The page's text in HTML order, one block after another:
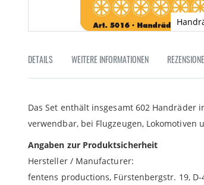
der
springen
DETAILS WEITERE INFORMATIONEN
Das Set enthält insgesamt 602 Handräder
verwendbar, bei Flugzeugen, Lokomotiven
Angaben zur Produktsicherheit
Hersteller / Manufacturer:
fentens productions, Fürstenbergstr. 19, D-